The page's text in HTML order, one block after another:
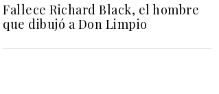
Fallece Richard Black, el hombre
que dibujó a Don Limpio